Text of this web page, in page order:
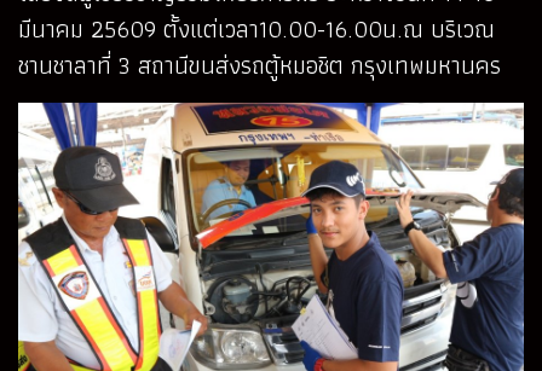
มีนาคม 25609 ตั้งแต่เวลา10.00-16.00น.ณ บริเวณ
ชานชาลาที่ 3 สถานีขนส่งรถตู้หมอชิต กรุงเทพมหานคร